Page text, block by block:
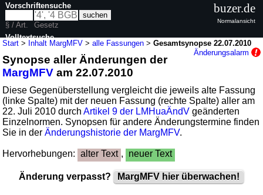
Start > Inhalt MargMFV >alle Fassungen >Gesamtsynopse 22.07.2010
Änderungsalarm
Synopse aller Änderungen der
MargMFV am 22.07.2010
Diese Gegenüberstellung vergleicht die jeweils alte Fassung
(linke Spalte) mit der neuen Fassung (rechte Spalte) aller am
22. Juli 2010 durchArtikel 9 der LMHuaÄndV geänderten
Einzelnormen. Synopsen für andere Änderungstermine finden
Sie in derÄnderungshistorie der MargMFV.
Hervorhebungen: alter Text , neuer Text
Änderung verpasst? MargMFV hier überwachen!
Vorschriftensuche
§ / Art.
Gesetz
Volltextsuche
nur in MargMFV
buzer.de
Normalansicht